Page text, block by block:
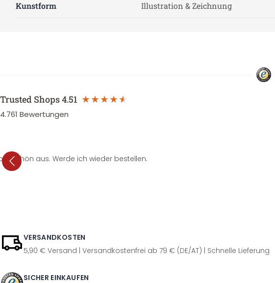
Kunstform Illustration & Zeichnung
Trusted Shops4.51
4.761 Bewertungen
schön aus. Werde ich wieder bestellen.
VERSANDKOSTEN
5,90 € Versand | Versandkostenfrei ab 79 € (DE/AT) | Schnelle Lieferung
SICHER EINKAUFEN